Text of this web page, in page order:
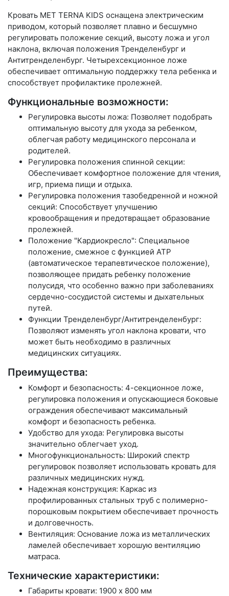
Кровать MET TERNA KIDS оснащена электрическим
приводом, который позволяет плавно и бесшумно
регулировать положение секций, высоту ложа и угол
наклона, включая положения Тренделенбург и
Антитренделенбург. Четырехсекционное ложе
обеспечивает оптимальную поддержку тела ребенка и
способствует профилактике пролежней.
Функциональные возможности:
Регулировка высоты ложа: Позволяет подобрать
оптимальную высоту для ухода за ребенком,
облегчая работу медицинского персонала и
родителей.
Регулировка положения спинной секции:
Обеспечивает комфортное положение для чтения,
игр, приема пищи и отдыха.
Регулировка положения тазобедренной и ножной
секций: Способствует улучшению
кровообращения и предотвращает образование
пролежней.
Положение "Кардиокресло": Специальное
положение, смежное с функцией АТР
(автоматическое терапевтическое положение),
позволяющее придать ребенку положение
полусидя, что особенно важно при заболеваниях
сердечно-сосудистой системы и дыхательных
путей.
Функции Тренделенбург/Антитренделенбург:
Позволяют изменять угол наклона кровати, что
может быть необходимо в различных
медицинских ситуациях.
Преимущества:
Комфорт и безопасность: 4-секционное ложе,
регулировка положения и опускающиеся боковые
ограждения обеспечивают максимальный
комфорт и безопасность ребенка.
Удобство для ухода: Регулировка высоты
значительно облегчает уход.
Многофункциональность: Широкий спектр
регулировок позволяет использовать кровать для
различных медицинских нужд.
Надежная конструкция: Каркас из
профилированных стальных труб с полимерно-
порошковым покрытием обеспечивает прочность
и долговечность.
Вентиляция: Основание ложа из металлических
ламелей обеспечивает хорошую вентиляцию
матраса.
Технические характеристики:
Габариты кровати: 1900 x 800 мм